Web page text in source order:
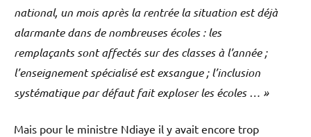
national, un mois après la rentrée la situation est déjà
alarmante dans de nombreuses écoles : les
remplaçants sont affectés sur des classes à l’année ;
l’enseignement spécialisé est exsangue ; l’inclusion
systématique par défaut fait exploser les écoles … »
Mais pour le ministre Ndiaye il y avait encore trop